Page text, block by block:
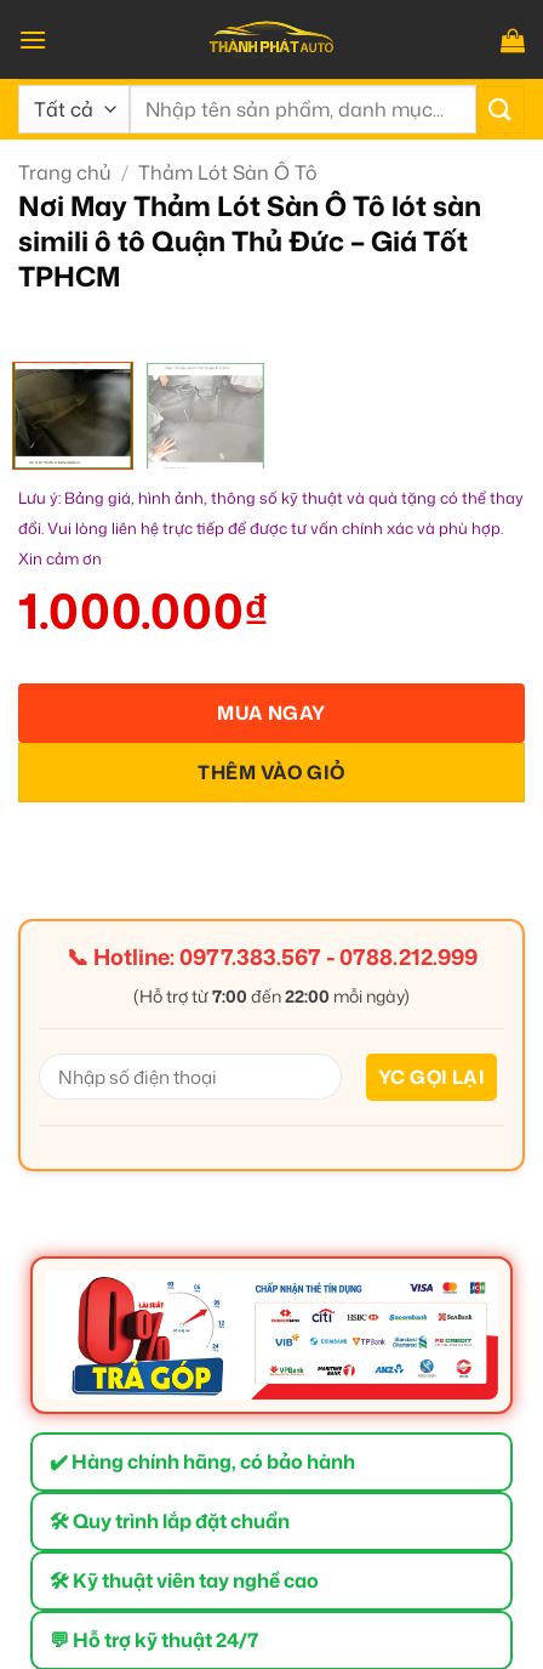
qua
nội
dung
Tìm
Trang chủ / Thảm Lót Sàn Ô Tô
Nơi May Thảm Lót Sàn Ô Tô lót sàn
simili ô tô Quận Thủ Đức – Giá Tốt
TPHCM
Lưu ý: Bảng giá, hình ảnh, thông số kỹ thuật và quà tặng có thể thay
đổi. Vui lòng liên hệ trực tiếp để được tư vấn chính xác và phù hợp.
Xin cảm ơn
1.000.000₫
THÊM VÀO GIỎ
MUA NGAY
📞 Hotline:0977.383.567-0788.212.999
(Hỗ trợ từ7:00 đến22:00 mỗi ngày)
✔️ Hàng chính hãng, có bảo hành
🛠 Quy trình lắp đặt chuẩn
🛠 Kỹ thuật viên tay nghề cao
💬 Hỗ trợ kỹ thuật 24/7